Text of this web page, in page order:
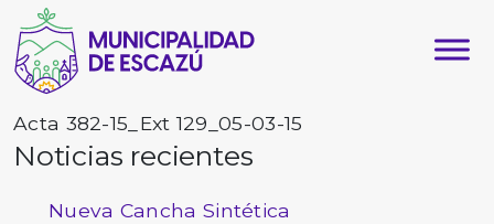
Acta 382-15_Ext 129_05-03-15
Noticias recientes
Nueva Cancha Sintética